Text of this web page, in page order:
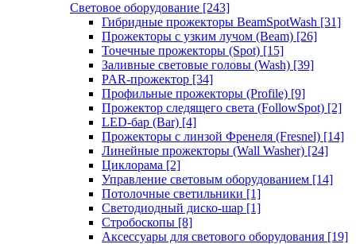
Световое оборудование [243]
Гибридные прожекторы BeamSpotWash [31]
Прожекторы с узким лучом (Beam) [26]
Точечные прожекторы (Spot) [15]
Заливные световые головы (Wash) [39]
PAR-прожектор [34]
Профильные прожекторы (Profile) [9]
Прожектор следящего света (FollowSpot) [2]
LED-бар (Bar) [4]
Прожекторы с линзой Френеля (Fresnel) [14]
Линейные прожекторы (Wall Washer) [24]
Циклорама [2]
Управление световым оборудованием [14]
Потолочные светильники [1]
Светодиодный диско-шар [1]
Стробоскопы [8]
Аксессуары для светового оборудования [19]